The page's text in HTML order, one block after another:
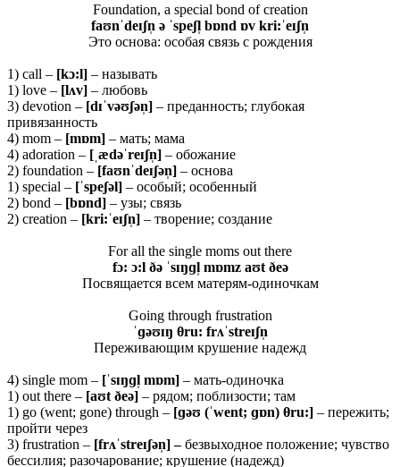
Foundation, a special bond of creation
faʊnˈdeɪʃn̩ ə ˈspeʃl̩ bɒnd ɒv kri:ˈeɪʃn̩
Это основа: особая связь с рождения
1) call – [kɔ:l] – называть
1) love – [lʌv] – любовь
3) devotion – [dɪˈvəʊʃən̩] – преданность; глубокая
привязанность
4) mom – [mɒm] – мать; мама
4) adoration – [ˌædəˈreɪʃn̩] – обожание
2) foundation – [faʊnˈdeɪʃən̩] – основа
1) special – [ˈspeʃəl] – особый; особенный
2) bond – [bɒnd] – узы; связь
2) creation – [kri:ˈeɪʃn̩] – творение; создание
For all the single moms out there
fɔ: ɔ:l ðə ˈsɪŋɡl̩ mɒmz aʊt ðeə
Посвящается всем матерям-одиночкам
Going through frustration
ˈɡəʊɪŋ θru: frʌˈstreɪʃn̩
Переживающим крушение надежд
4) single mom – [ˈsɪŋɡl̩ mɒm] – мать-одиночка
1) out there – [aʊt ðeə] – рядом; поблизости; там
1) go (went; gone) through – [ɡəʊ (ˈwent; ɡɒn) θru:] – пережить;
пройти через
3) frustration – [frʌˈstreɪʃən̩] –безвыходное положение; чувство
бессилия; разочарование; крушение (надежд)